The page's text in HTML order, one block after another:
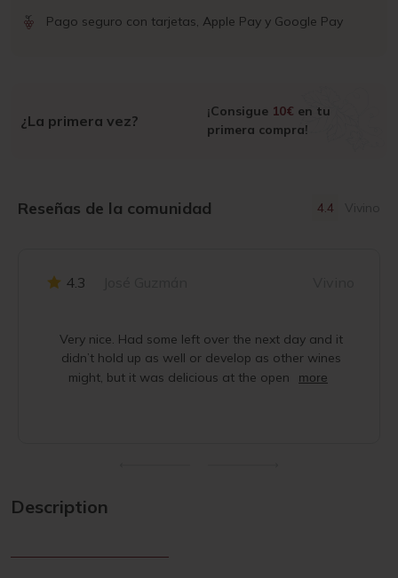
Pago seguro con tarjetas, Apple Pay y Google Pay
¿La primera vez?
¡Consigue 10€ en tu
primera compra!
Reseñas de la comunidad 4.4 Vivino
4.3
Very nice. Had some left over the next day and it
didn’t hold up as well or develop as other wines
might, but it was delicious at the open
more
Description